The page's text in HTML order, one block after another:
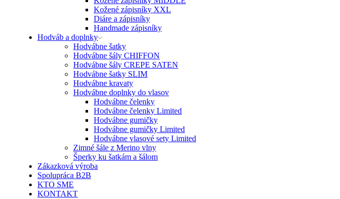
Kožené zápisníky XXL
Diáre a zápisníky
Handmade zápisníky
Hodváb a doplnky
Hodvábne šatky
Hodvábne šály CHIFFON
Hodvábne šály CREPE SATEN
Hodvábne šatky SLIM
Hodvábne kravaty
Hodvábne doplnky do vlasov
Hodvábne čelenky
Hodvábne čelenky Limited
Hodvábne gumičky
Hodvábne gumičky Limited
Hodvábne vlasové sety Limited
Zimné šále z Merino vlny
Šperky ku šatkám a šálom
Zákazková výroba
Spolupráca B2B
KTO SME
KONTAKT